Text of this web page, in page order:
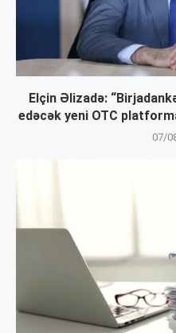
Elçin Əlizadə:
edəcək yeni OTC
07/